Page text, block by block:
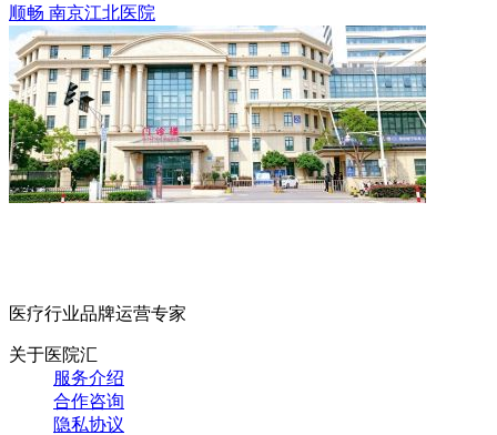
顺畅 南京江北医院
医疗行业品牌运营专家
关于医院汇
服务介绍
合作咨询
隐私协议